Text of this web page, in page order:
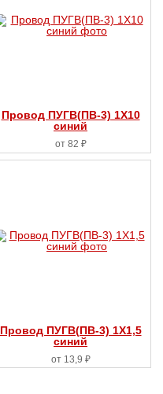
Провод ПУГВ(ПВ-3) 1X10
синий
от 82 ₽
Провод ПУГВ(ПВ-3) 1X1,5
синий
от 13,9 ₽